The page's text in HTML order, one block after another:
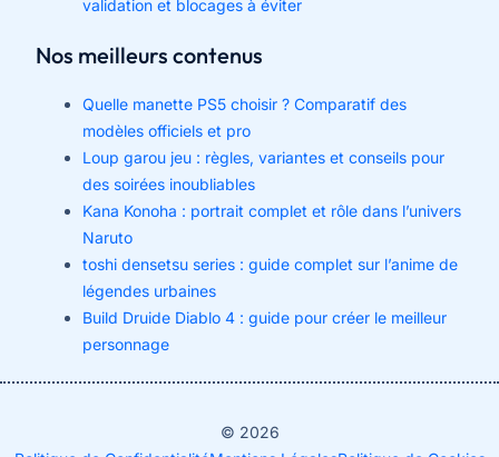
validation et blocages à éviter
Nos meilleurs contenus
Quelle manette PS5 choisir ? Comparatif des
modèles officiels et pro
Loup garou jeu : règles, variantes et conseils pour
des soirées inoubliables
Kana Konoha : portrait complet et rôle dans l’univers
Naruto
toshi densetsu series : guide complet sur l’anime de
légendes urbaines
Build Druide Diablo 4 : guide pour créer le meilleur
personnage
© 2026